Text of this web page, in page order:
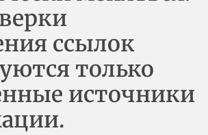
ссылок
только
источники